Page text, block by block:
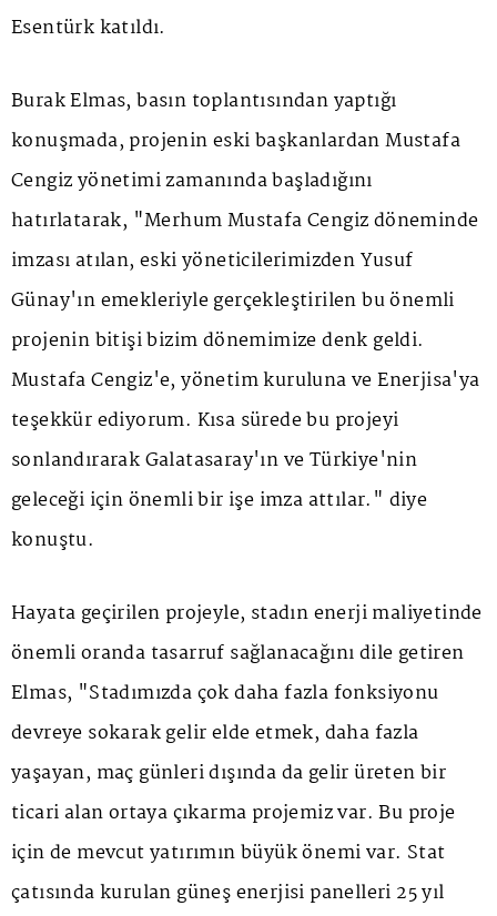
Esentürk katıldı.
Burak Elmas, basın toplantısından yaptığı
konuşmada, projenin eski başkanlardan Mustafa
Cengiz yönetimi zamanında başladığını
hatırlatarak, "Merhum Mustafa Cengiz döneminde
imzası atılan, eski yöneticilerimizden Yusuf
Günay'ın emekleriyle gerçekleştirilen bu önemli
projenin bitişi bizim dönemimize denk geldi.
Mustafa Cengiz'e, yönetim kuruluna ve Enerjisa'ya
teşekkür ediyorum. Kısa sürede bu projeyi
sonlandırarak Galatasaray'ın ve Türkiye'nin
geleceği için önemli bir işe imza attılar." diye
konuştu.
Hayata geçirilen projeyle, stadın enerji maliyetinde
önemli oranda tasarruf sağlanacağını dile getiren
Elmas, "Stadımızda çok daha fazla fonksiyonu
devreye sokarak gelir elde etmek, daha fazla
yaşayan, maç günleri dışında da gelir üreten bir
ticari alan ortaya çıkarma projemiz var. Bu proje
için de mevcut yatırımın büyük önemi var. Stat
çatısında kurulan güneş enerjisi panelleri 25 yıl